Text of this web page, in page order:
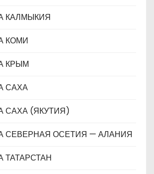
КАЛМЫКИЯ
КОМИ
КРЫМ
САХА
САХА (ЯКУТИЯ)
СЕВЕРНАЯ ОСЕТИЯ — АЛАНИЯ
ТАТАРСТАН